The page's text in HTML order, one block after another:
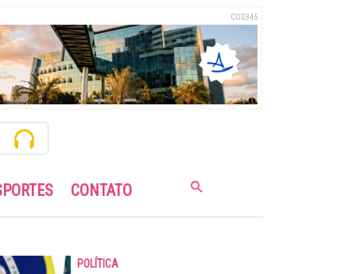
COD345
CONTATO
POLÍTICA